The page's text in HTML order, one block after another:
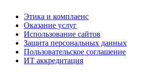
Этика и комплаенс
Оказание услуг
Использование сайтов
Защита персональных данных
Пользовательское соглашение
ИТ аккредитация